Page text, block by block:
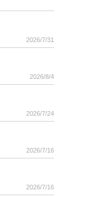
2026/7/31
2026/8/4
2026/7/24
2026/7/16
2026/7/16